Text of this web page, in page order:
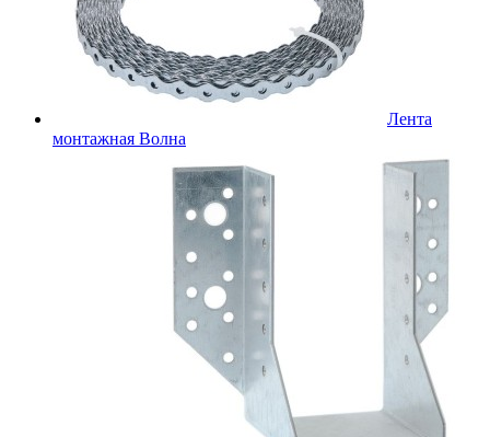
Лента
монтажная Волна